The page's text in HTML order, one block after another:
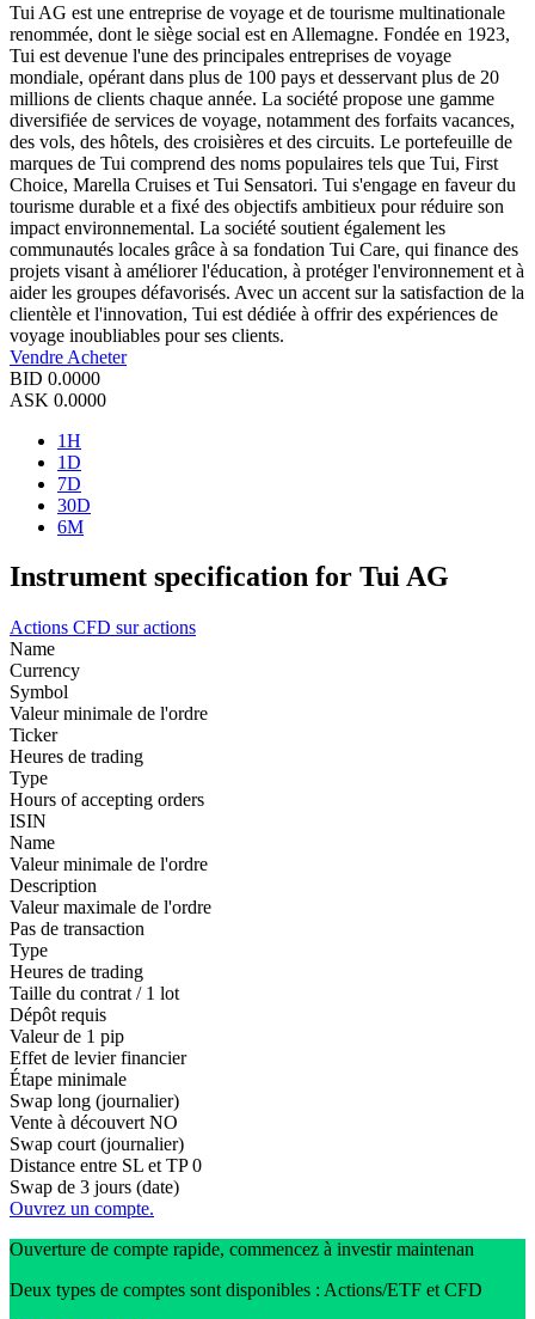
Tui AG est une entreprise de voyage et de tourisme multinationale
renommée, dont le siège social est en Allemagne. Fondée en 1923,
Tui est devenue l'une des principales entreprises de voyage
mondiale, opérant dans plus de 100 pays et desservant plus de 20
millions de clients chaque année. La société propose une gamme
diversifiée de services de voyage, notamment des forfaits vacances,
des vols, des hôtels, des croisières et des circuits. Le portefeuille de
marques de Tui comprend des noms populaires tels que Tui, First
Choice, Marella Cruises et Tui Sensatori. Tui s'engage en faveur du
tourisme durable et a fixé des objectifs ambitieux pour réduire son
impact environnemental. La société soutient également les
communautés locales grâce à sa fondation Tui Care, qui finance des
projets visant à améliorer l'éducation, à protéger l'environnement et à
aider les groupes défavorisés. Avec un accent sur la satisfaction de la
clientèle et l'innovation, Tui est dédiée à offrir des expériences de
voyage inoubliables pour ses clients.
Vendre Acheter
BID 0.0000
ASK 0.0000
1H
1D
7D
30D
6M
Instrument specification for Tui AG
Actions CFD sur actions
Name
Currency
Symbol
Valeur minimale de l'ordre
Ticker
Heures de trading
Type
Hours of accepting orders
ISIN
Name
Valeur minimale de l'ordre
Description
Valeur maximale de l'ordre
Pas de transaction
Type
Heures de trading
Taille du contrat / 1 lot
Dépôt requis
Valeur de 1 pip
Effet de levier financier
Étape minimale
Swap long (journalier)
Vente à découvert NO
Swap court (journalier)
Distance entre SL et TP 0
Swap de 3 jours (date)
Ouvrez un compte.
Ouverture de compte rapide, commencez à investir maintenan
Deux types de comptes sont disponibles : Actions/ETF et CFD